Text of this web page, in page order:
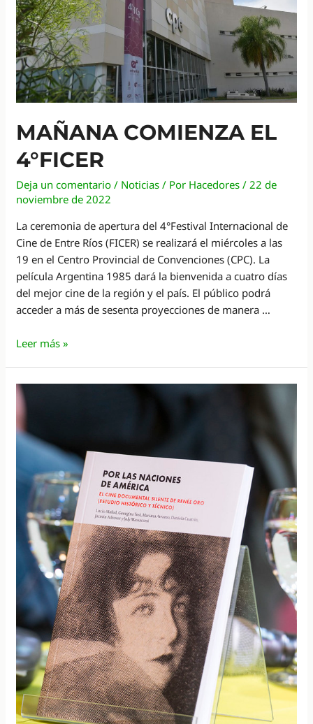
Casa
de
la
Cultura
de
Entre
MAÑANA COMIENZA EL
4°FICER
Deja un comentario / Noticias / Por Hacedores / 22 de
noviembre de 2022
La ceremonia de apertura del 4°Festival Internacional de
Cine de Entre Ríos (FICER) se realizará el miércoles a las
19 en el Centro Provincial de Convenciones (CPC). La
película Argentina 1985 dará la bienvenida a cuatro días
del mejor cine de la región y el país. El público podrá
acceder a más de sesenta proyecciones de manera …
Mañana
4°FICER
Leer más »